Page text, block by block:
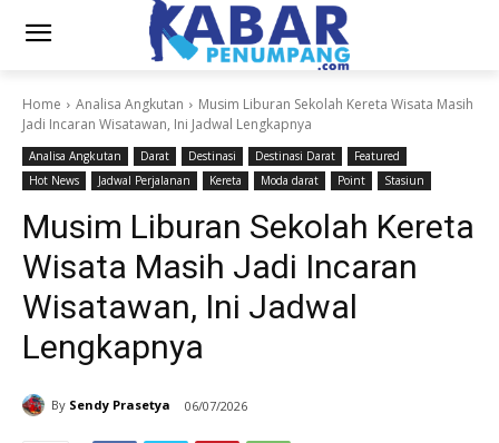
Home Analisa Angkutan
Musim Liburan Sekolah Kereta Wisata Masih
Jadi Incaran Wisatawan, Ini Jadwal Lengkapnya
Analisa Angkutan Darat Destinasi Destinasi Darat
Featured
Hot News
Jadwal Perjalanan Kereta Moda darat Point Stasiun
Musim Liburan Sekolah Kereta
Wisata Masih Jadi Incaran
Wisatawan, Ini Jadwal
Lengkapnya
By Sendy Prasetya 06/07/2026